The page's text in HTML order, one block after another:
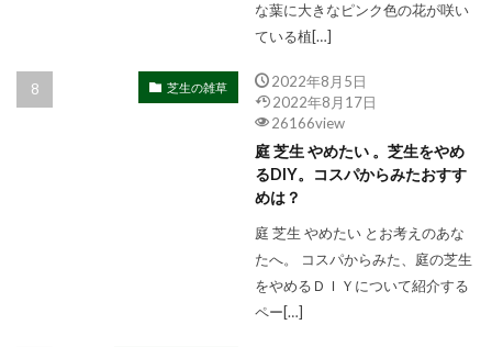
な葉に大きなピンク色の花が咲い
ている植[…]
芝生の雑草
2022年8月5日
2022年8月17日
26166view
庭 芝生 やめたい 。芝生をやめ
るDIY。コスパからみたおすす
めは？
庭 芝生 やめたい とお考えのあな
たへ。 コスパからみた、庭の芝生
をやめるＤＩＹについて紹介する
ペー[…]